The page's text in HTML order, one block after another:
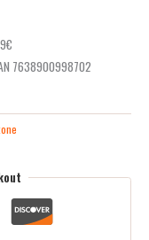
7638900998702